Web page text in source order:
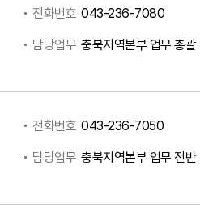
전화번호 043-236-7080
담당업무 충북지역본부 업무 총괄
전화번호 043-236-7050
담당업무 충북지역본부 업무 전반